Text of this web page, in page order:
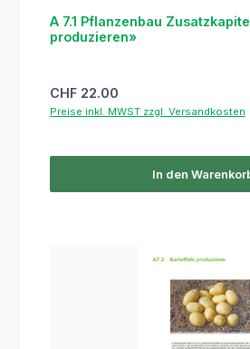
A 7.1 Pflanzenbau
produzieren»
Regulärer Preis:
CHF 22.00
Preise inkl. MWST zzgl. Versandkosten
In den